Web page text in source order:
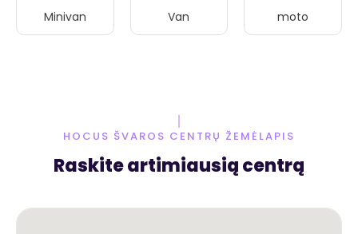
Minivan Van moto
HOCUS ŠVAROS CENTRŲ ŽEMĖLAPIS
Raskite artimiausią centrą